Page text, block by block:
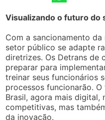
Visualizando o futuro do
Com a sancionamento
setor público se adapte
diretrizes. Os Detrans de
preparar para
treinar seus funcionários
processos funcionarão.
Brasil, agora mais digital,
competitivas, mas
da inovação.